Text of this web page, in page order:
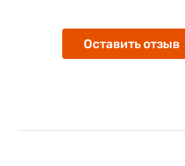
Оставить отзыв